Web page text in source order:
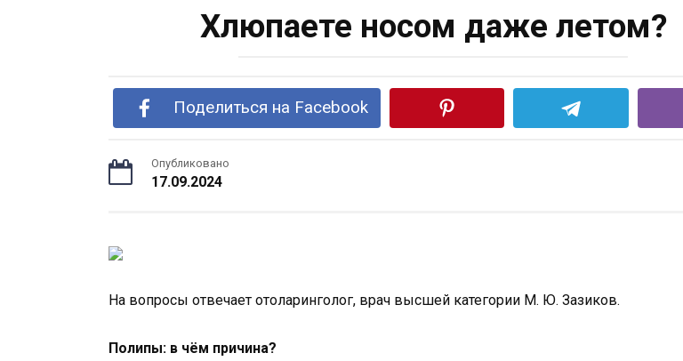
Хлюпаете носом даже летом?
Поделиться на Facebook
Опубликовано
17.09.2024
На вопросы отвечает отоларинголог, врач высшей категории М. Ю. Зазиков.
Полипы: в чём причина?